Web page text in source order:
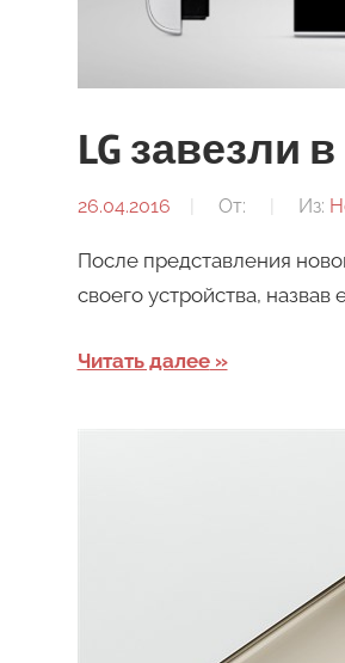
LG завезли
26.04.2016 От: Из:
После представления
своего устройства, назвав
Читать далее